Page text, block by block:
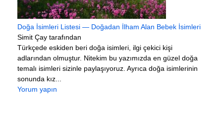
Doğa İsimleri Listesi — Doğadan İlham Alan Bebek İsimleri
Simit Çay tarafından
Türkçede eskiden beri doğa isimleri, ilgi çekici kişi
adlarından olmuştur. Nitekim bu yazımızda en güzel doğa
temalı isimleri sizinle paylaşıyoruz. Ayrıca doğa isimlerinin
sonunda kız...
Yorum yapın